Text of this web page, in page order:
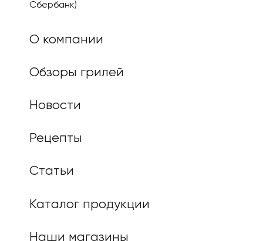
Сбербанк)
О компании
Обзоры грилей
Новости
Рецепты
Статьи
Каталог продукции
Наши магазины